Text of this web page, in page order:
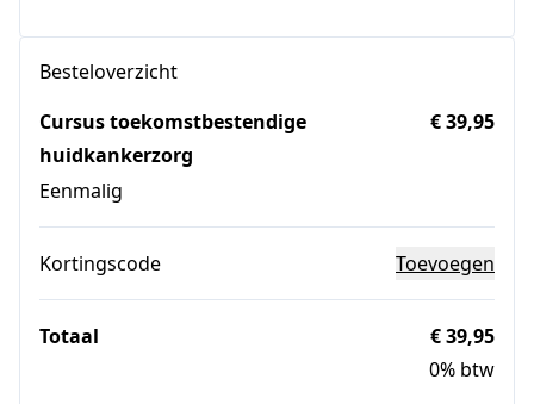
Besteloverzicht
Cursus toekomstbestendige
huidkankerzorg
Eenmalig
€ 39,95
Kortingscode Toevoegen
Totaal
€ 39,95
0% btw